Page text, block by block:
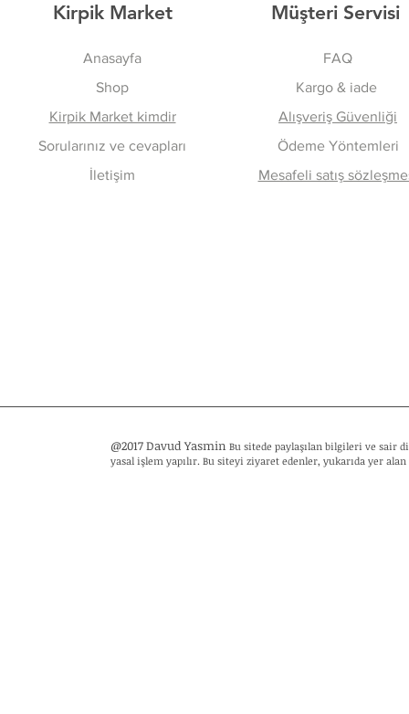
Kirpik Market
Anasayfa
Shop
Kirpik Market kimdir
Sorularınız ve cevapları
İletişim
Müşteri Servisi
FAQ
Kargo & iade
Alışveriş Güvenliği
Ödeme Yöntemleri
Mesafeli satış
@2017 Davud Yasmin Bu sitede paylaşılan bilgileri ve sair
yasal işlem yapılır. Bu siteyi ziyaret edenler, yukarıda yer